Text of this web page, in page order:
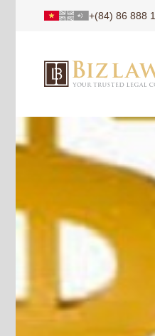
+(84) 86 888